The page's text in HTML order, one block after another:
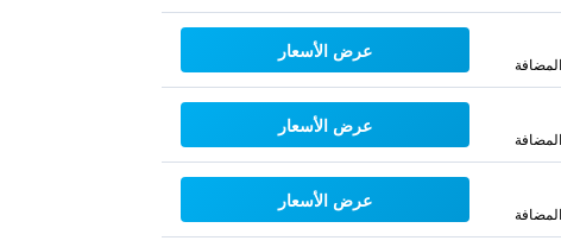
عرض الأسعار
عرض الأسعار
عرض الأسعار